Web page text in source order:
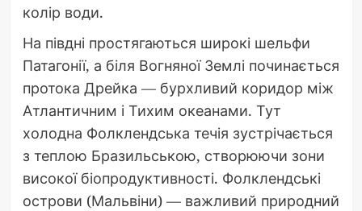
колір води.
На півдні простягаються широкі шельфи
Патагонії, а біля Вогняної Землі починається
протока Дрейка — бурхливий коридор між
Атлантичним і Тихим океанами. Тут
холодна Фолклендська течія зустрічається
з теплою Бразильською, створюючи зони
високої біопродуктивності. Фолклендські
острови (Мальвіни) — важливий природний